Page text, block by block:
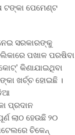
ଟଙ୍କା ପେମେଣ୍ଟ
ସରକାରଙ୍କୁ
ପଖାଳ ପରଷିବା
କିଣାଯାଇଥିବା
ଖର୍ଚ୍ଚ ହୋଇଛି ।
ପ୍ରଦାନ
ଲାଠ ହେଉଛି ୨୦
ଚିକେନ୍